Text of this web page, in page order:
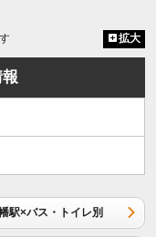
拡大
駅×バス・トイレ別